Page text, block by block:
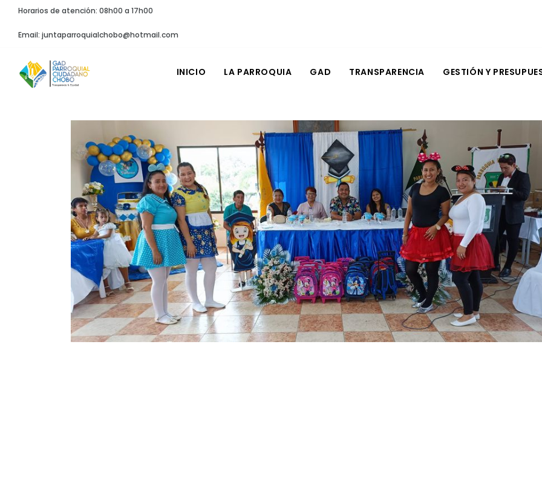
Horarios de atención: 08h00 a 17h00
Email: juntaparroquialchobo@hotmail.com
INICIO LA PARROQUIA GAD TRANSPARENCIA GESTIÓN Y